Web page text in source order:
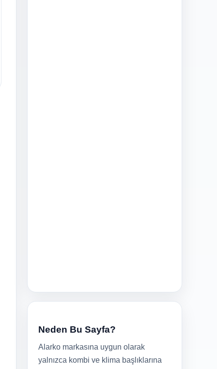
Neden Bu Sayfa?
Alarko markasına uygun olarak
yalnızca kombi ve klima başlıklarına